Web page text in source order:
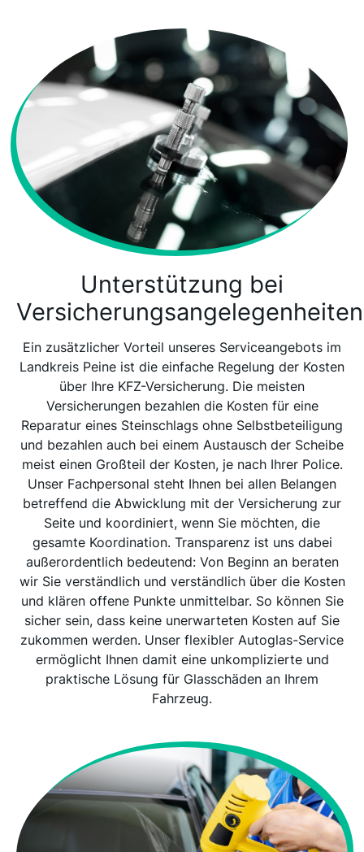
Unterstützung bei
Versicherungsangelegenheiten
Ein zusätzlicher Vorteil unseres Serviceangebots im
Landkreis Peine ist die einfache Regelung der Kosten
über Ihre KFZ-Versicherung. Die meisten
Versicherungen bezahlen die Kosten für eine
Reparatur eines Steinschlags ohne Selbstbeteiligung
und bezahlen auch bei einem Austausch der Scheibe
meist einen Großteil der Kosten, je nach Ihrer Police.
Unser Fachpersonal steht Ihnen bei allen Belangen
betreffend die Abwicklung mit der Versicherung zur
Seite und koordiniert, wenn Sie möchten, die
gesamte Koordination. Transparenz ist uns dabei
außerordentlich bedeutend: Von Beginn an beraten
wir Sie verständlich und verständlich über die Kosten
und klären offene Punkte unmittelbar. So können Sie
sicher sein, dass keine unerwarteten Kosten auf Sie
zukommen werden. Unser flexibler Autoglas-Service
ermöglicht Ihnen damit eine unkomplizierte und
praktische Lösung für Glasschäden an Ihrem
Fahrzeug.